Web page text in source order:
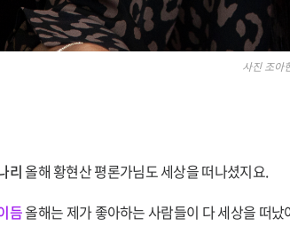
사진 조아
리올해 황현산 평론가님도 세상을 떠나셨지요.
듬올해는 제가 좋아하는 사람들이 다 세상을 떠